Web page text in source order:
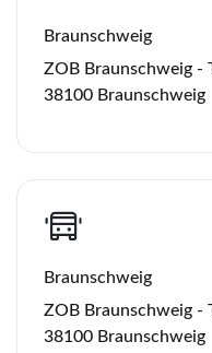
Braunschweig
ZOB Braunschweig -
38100 Braunschweig
Braunschweig
ZOB Braunschweig -
38100 Braunschweig